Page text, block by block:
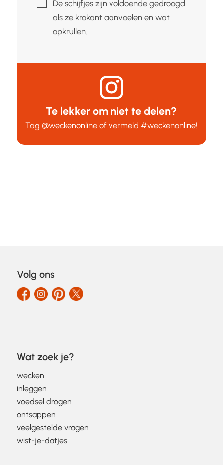
De schijfjes zijn voldoende gedroogd
als ze krokant aanvoelen en wat
opkrullen.
Te lekker om niet te delen?
Tag@weckenonline of vermeld#weckenonline!
Volg ons
Wat zoek je?
wecken
inleggen
voedsel drogen
ontsappen
veelgestelde vragen
wist-je-datjes